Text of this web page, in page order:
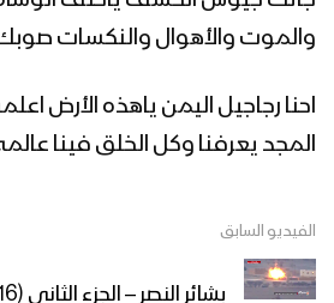
زامل بحور المرجلة –
زامل سم الأعداء –
والموت والأهوال والنكسات
احنا رجاجيل اليمن ياهذه الأرض
المجد يعرفنا وكل الخلق فينا
الفيديو السابق
بشائر النصر – الجزء الثاني (16-30 لشهر 4) 2018م